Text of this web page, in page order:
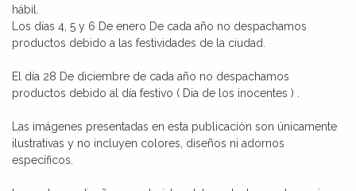
hábil.
Los días 4, 5 y 6 De enero De cada año no despachamos
productos debido a las festividades de la ciudad.
El día 28 De diciembre de cada año no despachamos
productos debido al día festivo ( Dia de los inocentes ) .
Las imágenes presentadas en esta publicación son únicamente
ilustrativas y no incluyen colores, diseños ni adornos
específicos.